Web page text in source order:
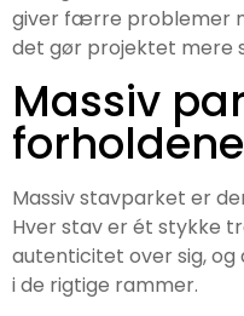
giver færre problemer
det gør projektet mere
Massiv
Massiv stavparket er
Hver stav er ét stykke
autenticitet over sig,
i de rigtige rammer.